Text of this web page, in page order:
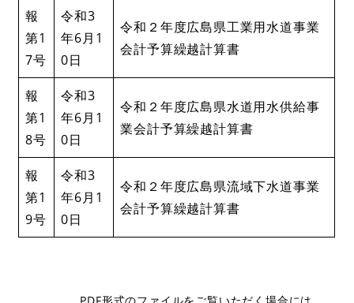
報
第1
7号
令和3
年6月1
0日
令和２年度広島県工業用水道事業
会計予算繰越計算書
報
第1
8号
令和3
年6月1
0日
令和２年度広島県水道用水供給事
業会計予算繰越計算書
報
第1
9号
令和3
年6月1
0日
令和２年度広島県流域下水道事業
会計予算繰越計算書